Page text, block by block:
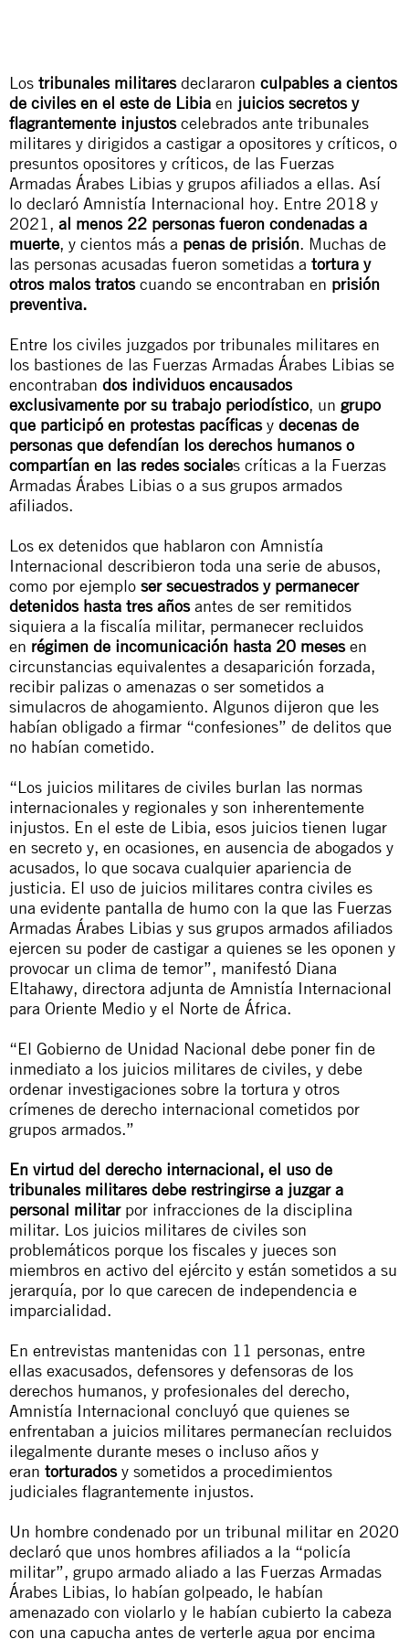
Los tribunales militaresdeclararon culpables a cientos
de civiles en el este de Libia en juicios secretos y
flagrantemente injustoscelebrados ante tribunales
militares y dirigidos a castigar a opositores y críticos, o
presuntos opositores y críticos, de las Fuerzas
Armadas Árabes Libias y grupos afiliados a ellas. Así
lo declaró Amnistía Internacional hoy. Entre 2018 y
2021, al menos 22 personas fueron condenadas a
muerte, y cientos más a penas de prisión. Muchas de
las personas acusadas fueron sometidas a tortura y
otros malos tratoscuando se encontraban en prisión
preventiva.
Entre los civiles juzgados por tribunales militares en
los bastiones de las Fuerzas Armadas Árabes Libias se
encontraban dos individuos encausados
exclusivamente por su trabajo periodístico, un grupo
que participó en protestas pacíficasy decenas de
personas que defendían los derechos humanos o
compartían en las redes sociales críticas a la Fuerzas
Armadas Árabes Libias o a sus grupos armados
afiliados.
Los ex detenidos que hablaron con Amnistía
Internacional describieron toda una serie de abusos,
como por ejemplo ser secuestrados y permanecer
detenidos hasta tres añosantes de ser remitidos
siquiera a la fiscalía militar, permanecer recluidos
en régimen de incomunicación hasta 20 mesesen
circunstancias equivalentes a desaparición forzada,
recibir palizas o amenazas o ser sometidos a
simulacros de ahogamiento. Algunos dijeron que les
habían obligado a firmar “confesiones” de delitos que
no habían cometido.
“Los juicios militares de civiles burlan las normas
internacionales y regionales y son inherentemente
injustos. En el este de Libia, esos juicios tienen lugar
en secreto y, en ocasiones, en ausencia de abogados y
acusados, lo que socava cualquier apariencia de
justicia. El uso de juicios militares contra civiles es
una evidente pantalla de humo con la que las Fuerzas
Armadas Árabes Libias y sus grupos armados afiliados
ejercen su poder de castigar a quienes se les oponen y
provocar un clima de temor”, manifestó Diana
Eltahawy, directora adjunta de Amnistía Internacional
para Oriente Medio y el Norte de África.
“El Gobierno de Unidad Nacional debe poner fin de
inmediato a los juicios militares de civiles, y debe
ordenar investigaciones sobre la tortura y otros
crímenes de derecho internacional cometidos por
grupos armados.”
En virtud del derecho internacional, el uso de
tribunales militares debe restringirse a juzgar a
personal militarpor infracciones de la disciplina
militar. Los juicios militares de civiles son
problemáticos porque los fiscales y jueces son
miembros en activo del ejército y están sometidos a su
jerarquía, por lo que carecen de independencia e
imparcialidad.
En entrevistas mantenidas con 11 personas, entre
ellas exacusados, defensores y defensoras de los
derechos humanos, y profesionales del derecho,
Amnistía Internacional concluyó que quienes se
enfrentaban a juicios militares permanecían recluidos
ilegalmente durante meses o incluso años y
eran torturadosy sometidos a procedimientos
judiciales flagrantemente injustos.
Un hombre condenado por un tribunal militar en 2020
declaró que unos hombres afiliados a la “policía
militar”, grupo armado aliado a las Fuerzas Armadas
Árabes Libias, lo habían golpeado, le habían
amenazado con violarlo y le habían cubierto la cabeza
con una capucha antes de verterle agua por encima